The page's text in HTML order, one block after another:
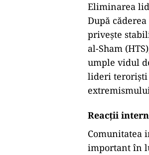
Eliminarea
După
privește
al-Sham
umple vidul
lideri teroriști
Reacții
Comunitatea
important în